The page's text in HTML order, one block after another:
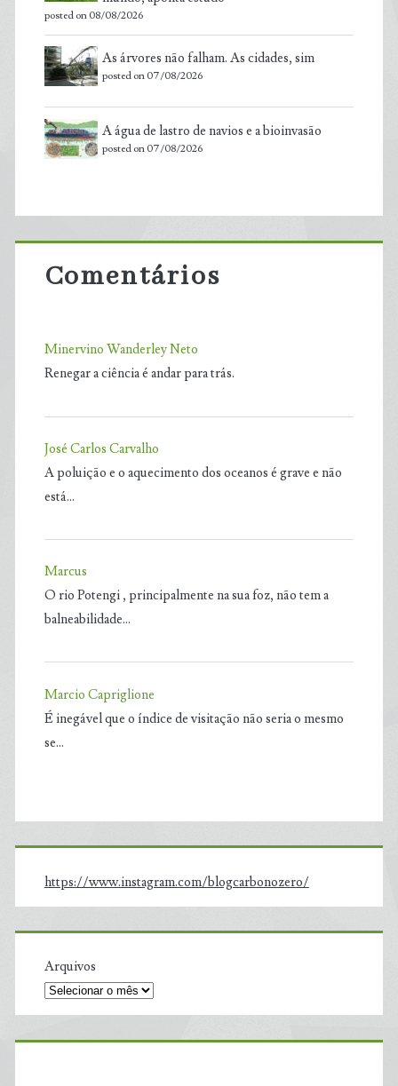
posted on 08/08/2026
As árvores não falham. As cidades, sim
posted on 07/08/2026
A água de lastro de navios e a bioinvasão
posted on 07/08/2026
Comentários
Minervino Wanderley Neto
Renegar a ciência é andar para trás.
José Carlos Carvalho
A poluição e o aquecimento dos oceanos é grave e não
está…
Marcus
O rio Potengi , principalmente na sua foz, não tem a
balneabilidade…
Marcio Capriglione
É inegável que o índice de visitação não seria o mesmo
se…
https://www.instagram.com/blogcarbonozero/
Arquivos